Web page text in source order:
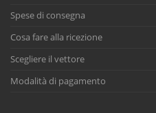
Spese di consegna
Cosa fare alla ricezione
Scegliere il vettore
Modalità di pagamento